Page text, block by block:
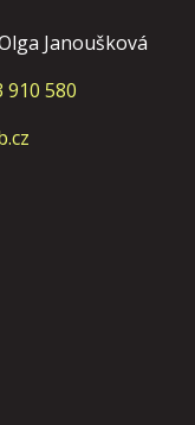
Janoušková
910 580